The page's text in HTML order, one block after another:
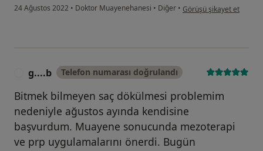
24 Ağustos 2022 • Doktor Muayenehanesi • Diğer • kullanıcının görüşüne
Görüşü şikayet et
g....b Telefon numarası doğrulandı
Bitmek bilmeyen saç dökülmesi problemim
nedeniyle ağustos ayında kendisine
başvurdum. Muayene sonucunda mezoterapi
ve prp uygulamalarını önerdi. Bugün